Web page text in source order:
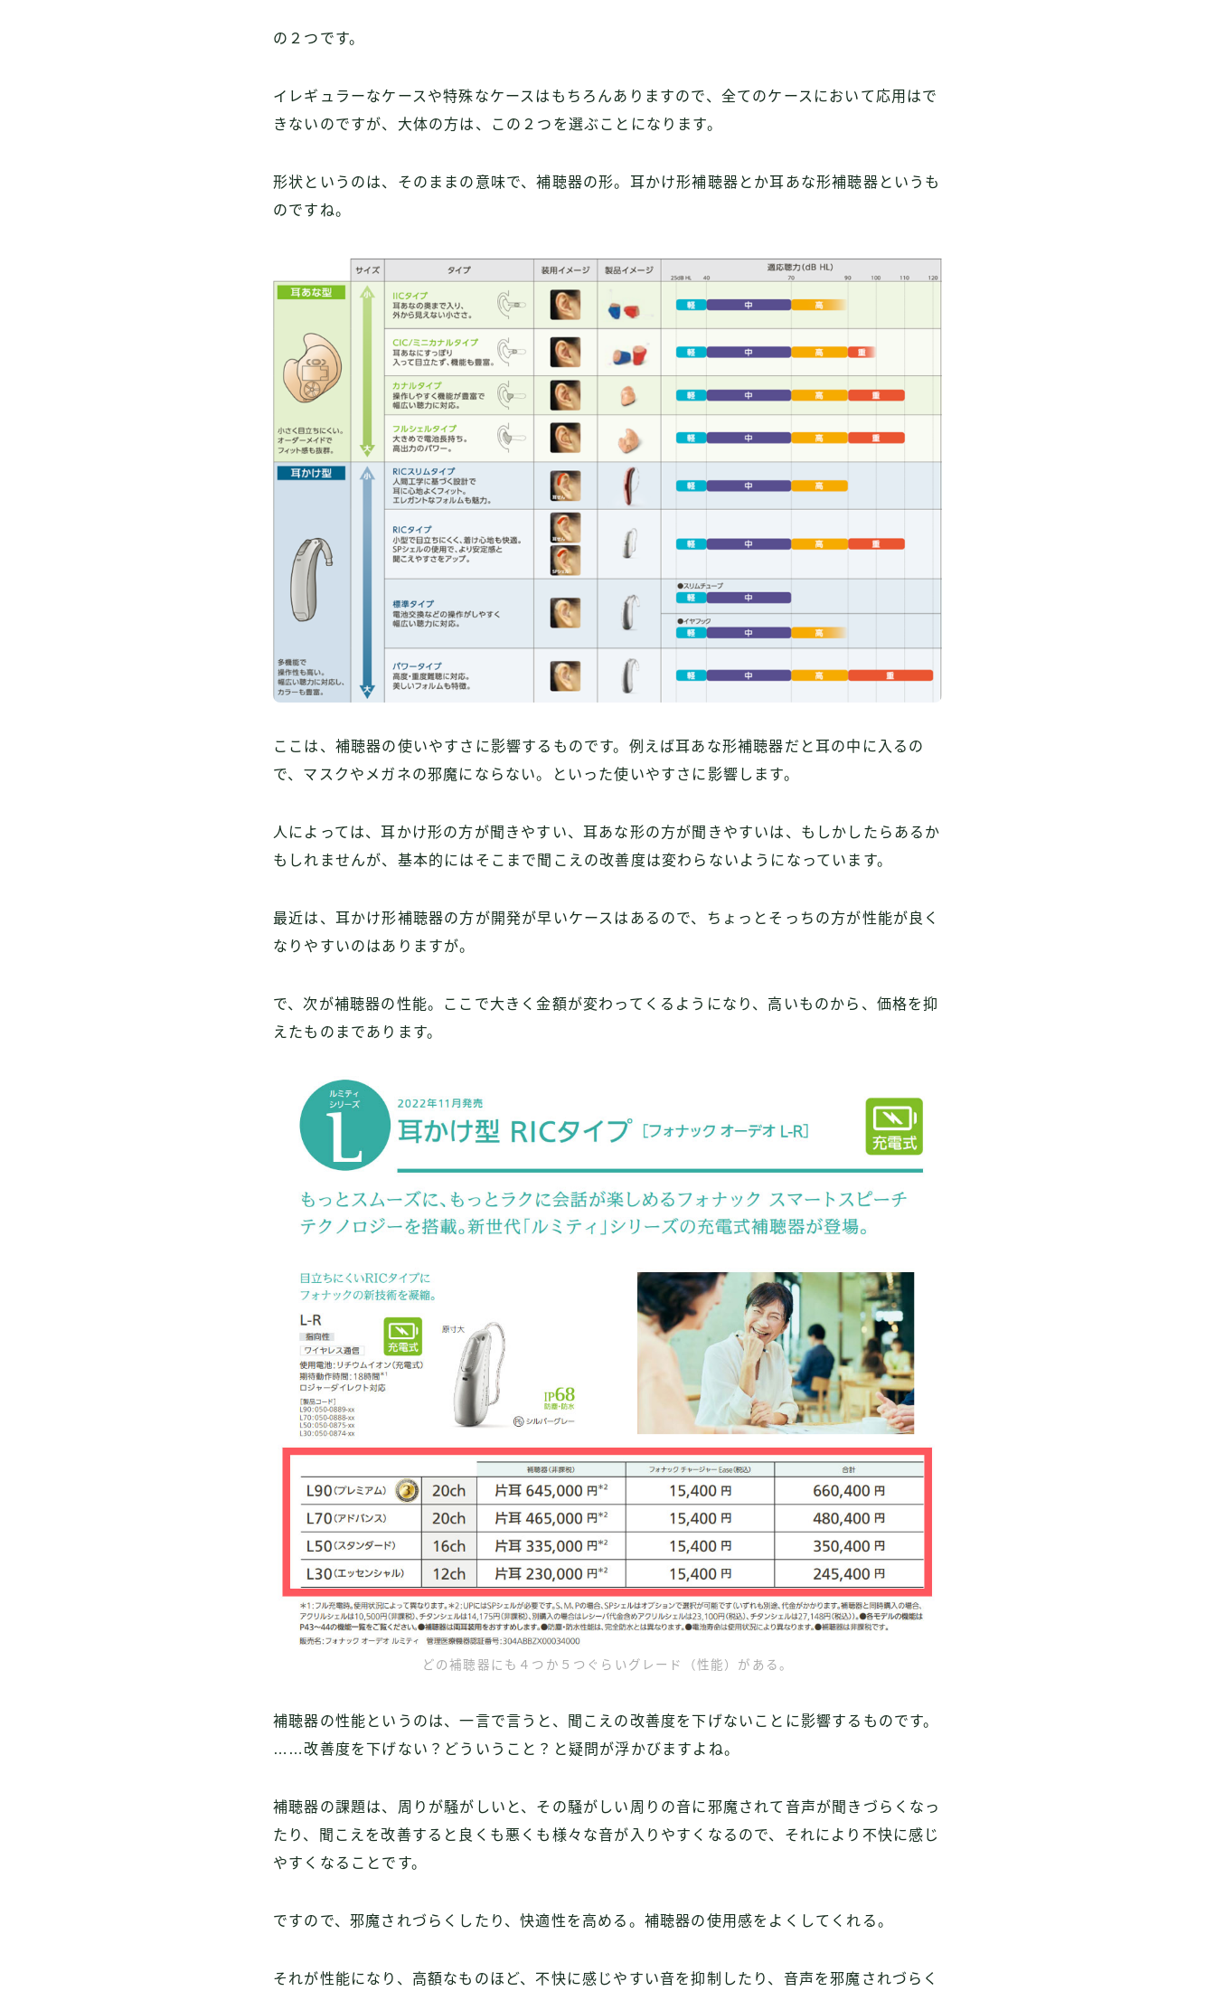
の２つです。
イレギュラーなケースや特殊なケースはもちろんありますので、全てのケースにおいて応用はで
きないのですが、大体の方は、この２つを選ぶことになります。
形状というのは、そのままの意味で、補聴器の形。耳かけ形補聴器とか耳あな形補聴器というも
のですね。
ここは、補聴器の使いやすさに影響するものです。例えば耳あな形補聴器だと耳の中に入るの
で、マスクやメガネの邪魔にならない。といった使いやすさに影響します。
人によっては、耳かけ形の方が聞きやすい、耳あな形の方が聞きやすいは、もしかしたらあるか
もしれませんが、基本的にはそこまで聞こえの改善度は変わらないようになっています。
最近は、耳かけ形補聴器の方が開発が早いケースはあるので、ちょっとそっちの方が性能が良く
なりやすいのはありますが。
で、次が補聴器の性能。ここで大きく金額が変わってくるようになり、高いものから、価格を抑
えたものまであります。
どの補聴器にも４つか５つぐらいグレード（性能）がある。
補聴器の性能というのは、一言で言うと、聞こえの改善度を下げないことに影響するものです。
……改善度を下げない？どういうこと？と疑問が浮かびますよね。
補聴器の課題は、周りが騒がしいと、その騒がしい周りの音に邪魔されて音声が聞きづらくなっ
たり、聞こえを改善すると良くも悪くも様々な音が入りやすくなるので、それにより不快に感じ
やすくなることです。
ですので、邪魔されづらくしたり、快適性を高める。補聴器の使用感をよくしてくれる。
それが性能になり、高額なものほど、不快に感じやすい音を抑制したり、音声を邪魔されづらく